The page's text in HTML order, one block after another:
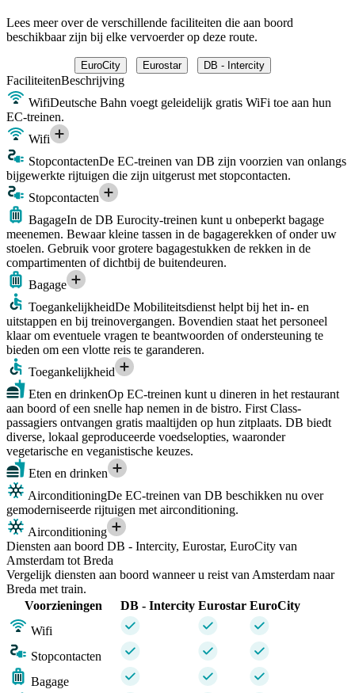
Lees meer over de verschillende faciliteiten die aan boord
beschikbaar zijn bij elke vervoerder op deze route.
EuroCity Eurostar DB - Intercity
FaciliteitenBeschrijving
WifiDeutsche Bahn voegt geleidelijk gratis WiFi toe aan hun
EC-treinen.
Wifi
StopcontactenDe EC-treinen van DB zijn voorzien van onlangs
bijgewerkte rijtuigen die zijn uitgerust met stopcontacten.
Stopcontacten
BagageIn de DB Eurocity-treinen kunt u onbeperkt bagage
meenemen. Bewaar kleine tassen in de bagagerekken of onder uw
stoelen. Gebruik voor grotere bagagestukken de rekken in de
compartimenten of dichtbij de buitendeuren.
Bagage
ToegankelijkheidDe Mobiliteitsdienst helpt bij het in- en
uitstappen en bij treinovergangen. Bovendien staat het personeel
klaar om eventuele vragen te beantwoorden of ondersteuning te
bieden om een vlotte reis te garanderen.
Toegankelijkheid
Eten en drinkenOp EC-treinen kunt u dineren in het restaurant
aan boord of een snelle hap nemen in de bistro. First Class-
passagiers ontvangen gratis maaltijden op hun zitplaats. DB biedt
diverse, lokaal geproduceerde voedselopties, waaronder
vegetarische en veganistische keuzes.
Eten en drinken
AirconditioningDe EC-treinen van DB beschikken nu over
gemoderniseerde rijtuigen met airconditioning.
Airconditioning
Diensten aan boord DB - Intercity, Eurostar, EuroCity van
Amsterdam tot Breda
Vergelijk diensten aan boord wanneer u reist van Amsterdam naar
Breda met train.
Voorzieningen
DB - Intercity Eurostar EuroCity
Wifi
Stopcontacten
Bagage